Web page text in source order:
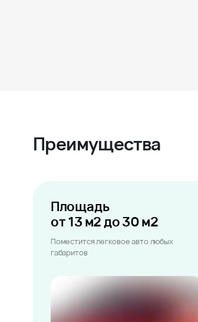
Преимущества
Площадь
от 13 м2 до 30 м2
Поместится легковое авто любых
габаритов